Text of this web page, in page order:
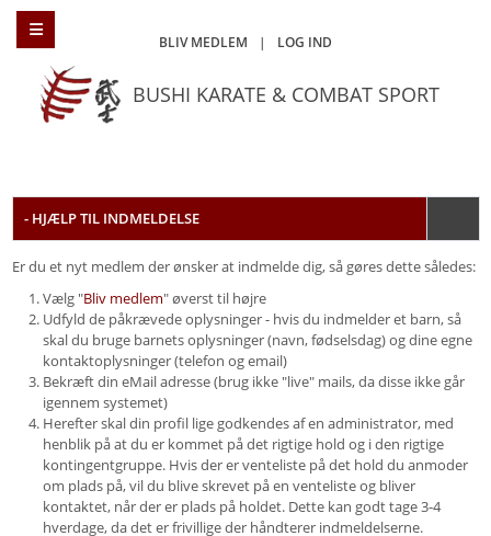
BLIV MEDLEM | LOG IND
BUSHI KARATE & COMBAT SPORT
- HJÆLP TIL INDMELDELSE
Er du et nyt medlem der ønsker at indmelde dig, så gøres dette således:
Vælg "Bliv medlem" øverst til højre
Udfyld de påkrævede oplysninger - hvis du indmelder et barn, så
skal du bruge barnets oplysninger (navn, fødselsdag) og dine egne
kontaktoplysninger (telefon og email)
Bekræft din eMail adresse (brug ikke "live" mails, da disse ikke går
igennem systemet)
Herefter skal din profil lige godkendes af en administrator, med
henblik på at du er kommet på det rigtige hold og i den rigtige
kontingentgruppe. Hvis der er venteliste på det hold du anmoder
om plads på, vil du blive skrevet på en venteliste og bliver
kontaktet, når der er plads på holdet. Dette kan godt tage 3-4
hverdage, da det er frivillige der håndterer indmeldelserne.